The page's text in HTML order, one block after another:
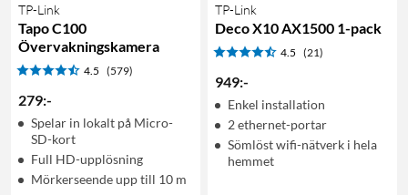
TP-Link
Tapo C100
Övervakningskamera
4.5 (579)
279:-
Spelar in lokalt på Micro-
SD-kort
Full HD-upplösning
Mörkerseende upp till 10 m
TP-Link
Deco X10 AX1500 1-pack
4.5 (21)
949:-
Enkel installation
2 ethernet-portar
Sömlöst wifi-nätverk i hela
hemmet